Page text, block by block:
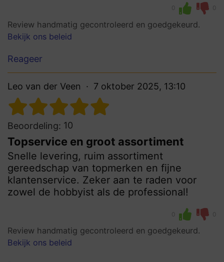
0 0
Review handmatig gecontroleerd en goedgekeurd.
Bekijk ons beleid
Reageer
Leo van der Veen 7 oktober 2025, 13:10
Beoordeling: 10
Topservice en groot assortiment
Snelle levering, ruim assortiment
gereedschap van topmerken en fijne
klantenservice. Zeker aan te raden voor
zowel de hobbyist als de professional!
0 0
Review handmatig gecontroleerd en goedgekeurd.
Bekijk ons beleid